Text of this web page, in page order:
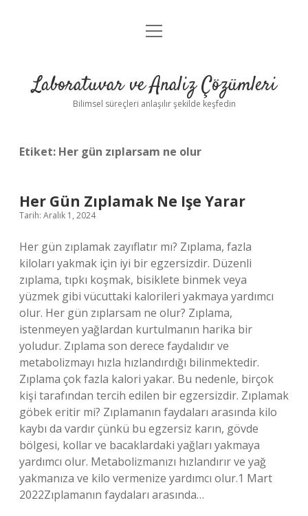
Anasayfa
Yasal Uyarı
menüyü
Laboratuvar ve Analiz Çözümleri
Bilimsel süreçleri anlaşılır şekilde keşfedin
Etiket: Her gün zıplarsam ne olur
Her Gün Zıplamak Ne Işe Yarar
Tarih: Aralık 1, 2024
Her gün zıplamak zayıflatır mı? Zıplama, fazla
kiloları yakmak için iyi bir egzersizdir. Düzenli
zıplama, tıpkı koşmak, bisiklete binmek veya
yüzmek gibi vücuttaki kalorileri yakmaya yardımcı
olur. Her gün zıplarsam ne olur? Zıplama,
istenmeyen yağlardan kurtulmanın harika bir
yoludur. Zıplama son derece faydalıdır ve
metabolizmayı hızla hızlandırdığı bilinmektedir.
Zıplama çok fazla kalori yakar. Bu nedenle, birçok
kişi tarafından tercih edilen bir egzersizdir. Zıplamak
göbek eritir mi? Zıplamanın faydaları arasında kilo
kaybı da vardır çünkü bu egzersiz karın, gövde
bölgesi, kollar ve bacaklardaki yağları yakmaya
yardımcı olur. Metabolizmanızı hızlandırır ve yağ
yakmanıza ve kilo vermenize yardımcı olur.1 Mart
2022Zıplamanın faydaları arasında…